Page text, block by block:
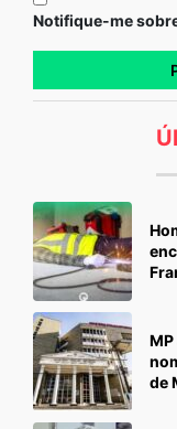
Notifique-me
de